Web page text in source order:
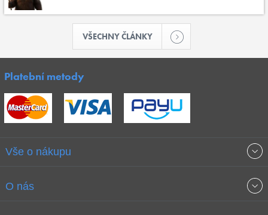
VŠECHNY ČLÁNKY
Platební metody
Vše o nákupu
Obchodní podmínky
O nás